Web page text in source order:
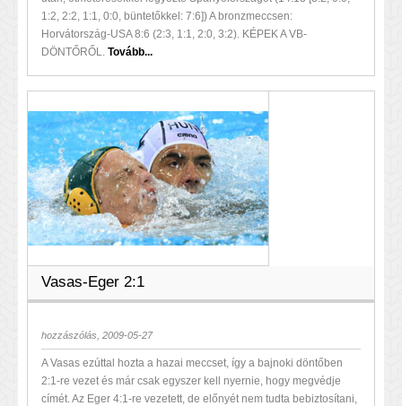
1:2, 2:2, 1:1, 0:0, büntetőkkel: 7:6]) A bronzmeccsen:
Horvátország-USA 8:6 (2:3, 1:1, 2:0, 3:2). KÉPEK A VB-
DÖNTŐRŐL. Tovább...
Vasas-Eger 2:1
hozzászólás, 2009-05-27
A Vasas ezúttal hozta a hazai meccset, így a bajnoki döntőben
2:1-re vezet és már csak egyszer kell nyernie, hogy megvédje
címét. Az Eger 4:1-re vezetett, de előnyét nem tudta bebiztosítani,